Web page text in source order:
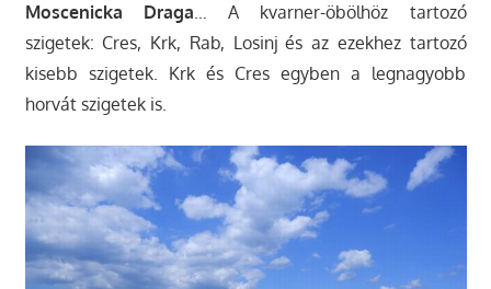
Moscenicka Draga… A kvarner-öbölhöz tartozó
szigetek: Cres, Krk, Rab, Losinj és az ezekhez tartozó
kisebb szigetek. Krk és Cres egyben a legnagyobb
horvát szigetek is.